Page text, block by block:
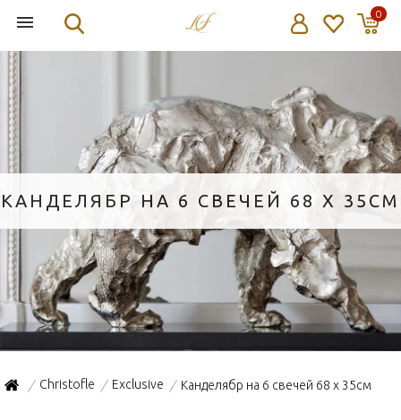
0
КАНДЕЛЯБР НА 6 СВЕЧЕЙ 68 X 35СМ
/ Christofle / Exclusive / Канделябр на 6 свечей 68 x 35см